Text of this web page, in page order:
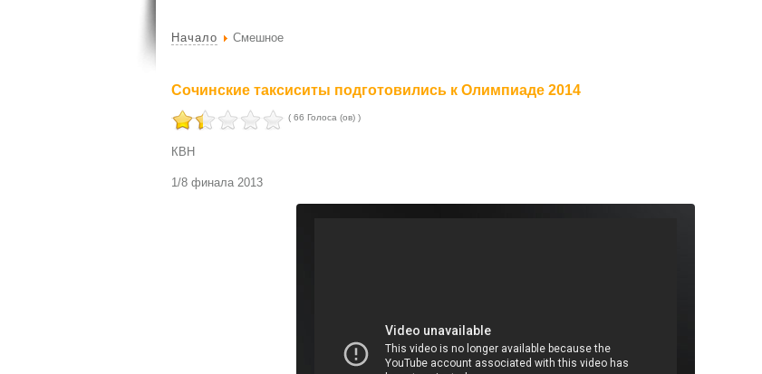
Начало Смешное
Сочинские таксиситы подготовились к Олимпиаде 2014
( 66 Голоса (ов) )
КВН
1/8 финала 2013